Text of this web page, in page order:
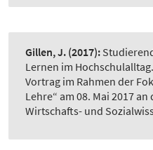
Gillen, J. (2017):
Lernen im
Vortrag im Rahmen der
Lehre“ am 08. Mai 2017
Wirtschafts- und